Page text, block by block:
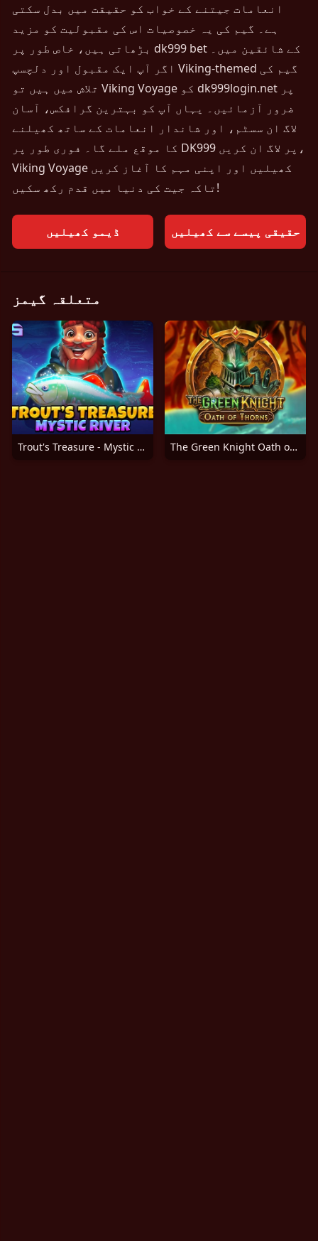
انعامات جیتنے کے خواب کو حقیقت میں بدل سکتی
ہے۔ گیم کی یہ خصوصیات اس کی مقبولیت کو مزید
بڑھاتی ہیں، خاص طور پر dk999 bet کے شائقین میں۔
اگر آپ ایک مقبول اور دلچسپ Viking-themed گیم کی
تلاش میں ہیں تو Viking Voyage کو dk999login.net پر
ضرور آزمائیں۔ یہاں آپ کو بہترین گرافکس، آسان
لاگ ان سسٹم، اور شاندار انعامات کے ساتھ کھیلنے
کا موقع ملے گا۔ فوری طور پر DK999 پر لاگ ان کریں،
Viking Voyage کھیلیں اور اپنی مہم کا آغاز کریں
تاکہ جیت کی دنیا میں قدم رکھ سکیں!
ڈیمو کھیلیں حقیقی پیسے سے کھیلیں
متعلقہ گیمز
Trout's Treasure - Mystic River The Green Knight Oath of Thorns